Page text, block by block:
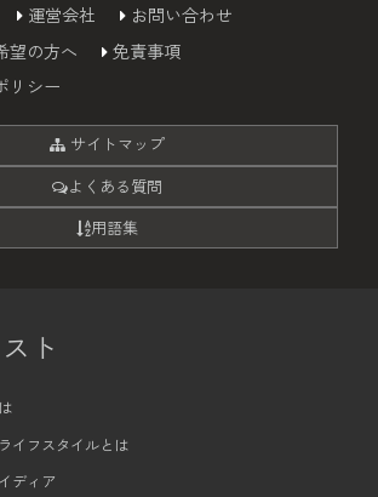
運営会社
お問い合わせ
望の方へ
免責事項
リシー
サイトマップ
よくある質問
用語集
ト
イフスタイルとは
ディア